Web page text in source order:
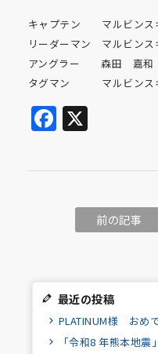
キャプテン マルビンス
リーダーマン マルビン
アングラー 森田 嘉
タグマン マルビンス
Facebook
X
前の記事
最近の投稿
PLATINUM様 おめ
「令和8 年熊本地